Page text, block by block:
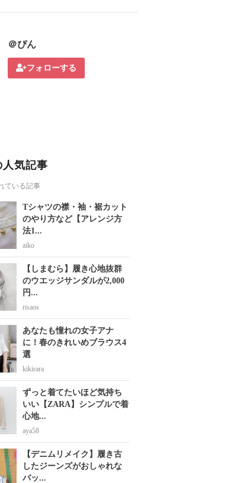
＠ぴん
フォローする
人気記事
ている記事
Tシャツの襟・袖・裾カット
のやり方など【アレンジ方
法1...
aiko
【しまむら】履き心地抜群
のウエッジサンダルが2,000
円...
risaos
あなたも憧れの女子アナ
に！春のきれいめブラウス4
選
kikirara
ずっと着てたいほど気持ち
いい【ZARA】シンプルで着
心地...
aya58
【デニムリメイク】履き古
したジーンズがおしゃれな
バッ...